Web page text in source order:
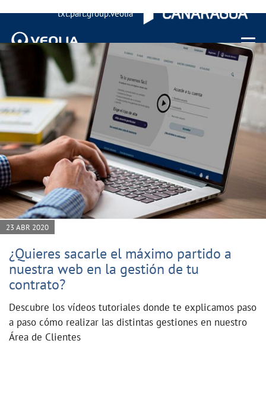
txt.part.group.veolia
Menu
23 ABR 2020
¿Quieres sacarle el máximo partido a
nuestra web en la gestión de tu
contrato?
Descubre los vídeos tutoriales donde te explicamos paso
a paso cómo realizar las distintas gestiones en nuestro
Área de Clientes